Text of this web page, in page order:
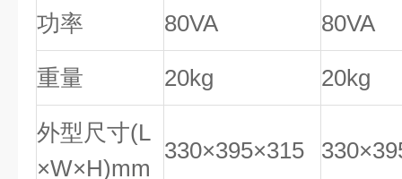
功率 80VA 80VA
重量 20kg 20kg
外型尺寸(L
×W×H)mm
330×395×315